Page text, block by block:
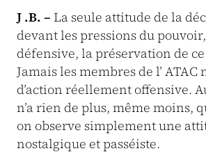
J .B. – La seule attitude de la
devant les pressions du
défensive, la préservation de
Jamais les membres de l’ ATAC
d’action réellement offensive.
n’a rien de plus, même moins,
on observe simplement une
nostalgique et passéiste.